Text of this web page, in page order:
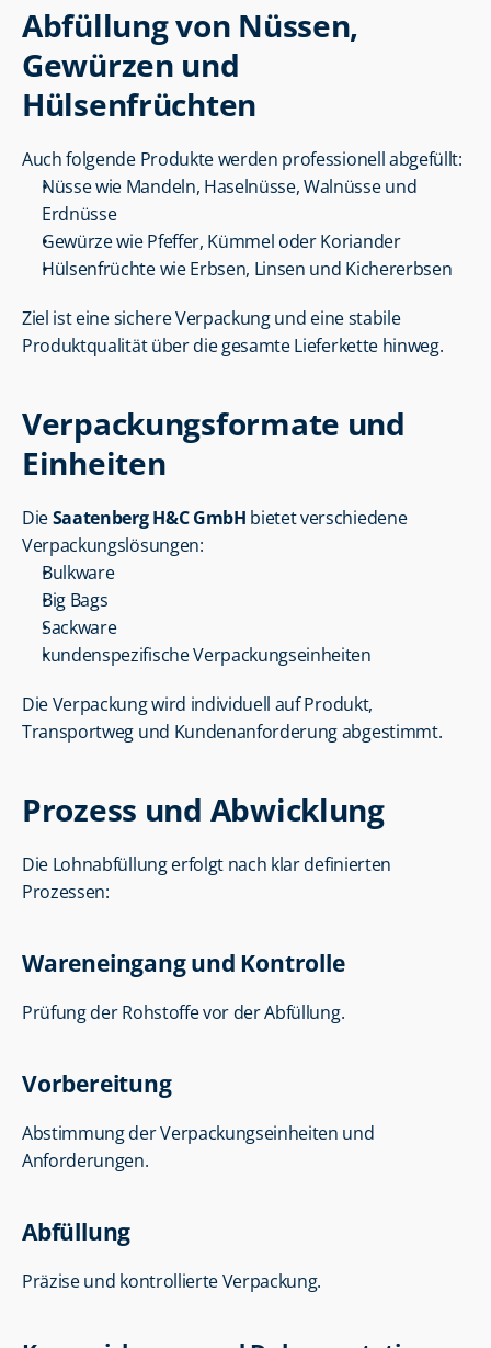
Abfüllung von Nüssen,
Gewürzen und
Hülsenfrüchten
Auch folgende Produkte werden professionell abgefüllt:
Nüsse wie Mandeln, Haselnüsse, Walnüsse und
Erdnüsse
Gewürze wie Pfeffer, Kümmel oder Koriander
Hülsenfrüchte wie Erbsen, Linsen und Kichererbsen
Ziel ist eine sichere Verpackung und eine stabile
Produktqualität über die gesamte Lieferkette hinweg.
Verpackungsformate und
Einheiten
Die Saatenberg H&C GmbH bietet verschiedene
Verpackungslösungen:
Bulkware
Big Bags
Sackware
kundenspezifische Verpackungseinheiten
Die Verpackung wird individuell auf Produkt,
Transportweg und Kundenanforderung abgestimmt.
Prozess und Abwicklung
Die Lohnabfüllung erfolgt nach klar definierten
Prozessen:
Wareneingang und Kontrolle
Prüfung der Rohstoffe vor der Abfüllung.
Vorbereitung
Abstimmung der Verpackungseinheiten und
Anforderungen.
Abfüllung
Präzise und kontrollierte Verpackung.